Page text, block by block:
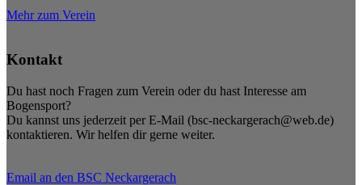
Mehr zum Verein
Kontakt
Du hast noch Fragen zum Verein oder du hast Interesse am
Bogensport?
Du kannst uns jederzeit per E-Mail (bsc-neckargerach@web.de)
kontaktieren. Wir helfen dir gerne weiter.
Email an den BSC Neckargerach